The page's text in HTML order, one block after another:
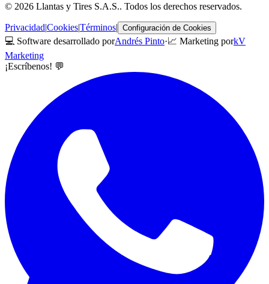
© 2026 Llantas y Tires S.A.S.. Todos los derechos reservados.
Privacidad|Cookies|Términos| Configuración de Cookies
💻 Software desarrollado porAndrés Pinto·📈 Marketing porkV
Marketing
¡Escríbenos! 💬